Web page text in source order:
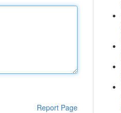
Report Page